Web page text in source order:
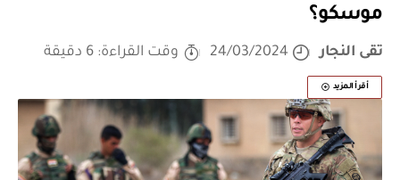
موسكو؟
تقى النجار 24/03/2024 وقت القراءة: 6 دقيقة
أقرأ المزيد